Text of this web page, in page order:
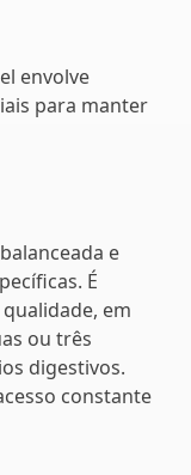
envolve
para manter
e
É
em
ou três
digestivos.
constante